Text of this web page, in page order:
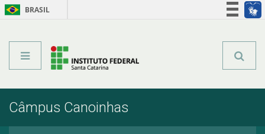
BRASIL
Câmpus Canoinhas